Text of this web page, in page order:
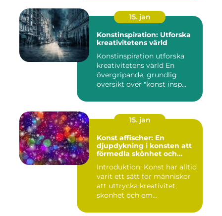
15. jan
Konstinspiration: Utforska
kreativitetens värld
Konstinspiration utforska
kreativitetens värld En
övergripande, grundlig
översikt över "konst insp...
15. jan
Konst affischer: En
djupdykning i konsten att
förmedla skönhet och
Introduktion: Konst har alltid
varit ett sätt för människor
att uttrycka kreativitet,
skönhet och em...